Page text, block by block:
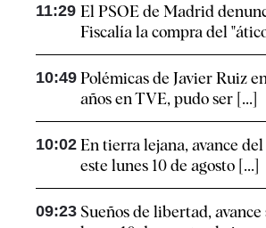
11:29 El PSOE de Madrid
Fiscalía la compra del
10:49 Polémicas de Javier Ruiz
años en TVE, pudo ser [...]
10:02 En tierra lejana, avance
este lunes 10 de agosto [...]
09:23 Sueños de libertad,